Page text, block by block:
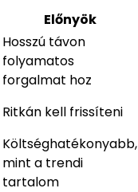
Előnyök
Hosszú távon
folyamatos
forgalmat hoz
Ritkán kell frissíteni
Költséghatékonyabb,
mint a trendi
tartalom